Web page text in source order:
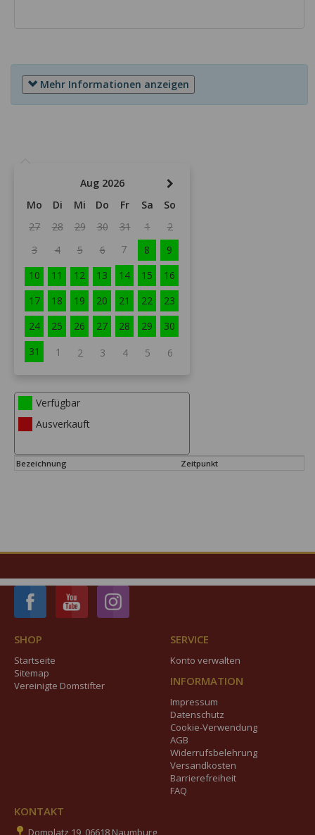
Mehr Informationen anzeigen
Verfügbar
Ausverkauft
Bezeichnung Zeitpunkt
SHOP
Startseite
Sitemap
Vereinigte Domstifter
SERVICE
Konto verwalten
INFORMATION
Impressum
Datenschutz
Cookie-Verwendung
AGB
Widerrufsbelehrung
Versandkosten
Barrierefreiheit
FAQ
KONTAKT
Domplatz 19, 06618 Naumburg
Aug 2026
Mo
Di Mi Do Fr Sa
So
27
28 29 30 31 1
2
3
4 5 6 7 8
9
10
11 12 13 14 15
16
17
18 19 20 21 22
23
24
25 26 27 28 29
30
31
1 2 3 4 5 6